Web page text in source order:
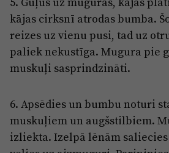
kājas cirksnī atrodas bumba.
reizes uz vienu pusi, tad uz
paliek nekustīga. Mugura pie
muskuļi sasprindzināti.
6. Apsēdies un bumbu noturi
muskuļiem un augšstilbiem.
izliekta. Izelpā lēnām